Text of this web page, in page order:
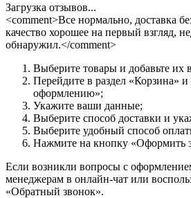
Загрузка отзывов...
<comment>Все нормально, доставка
качество хорошее на первый взгляд,
обнаружил.</comment>
Выберите товары и добавьте их
Перейдите в раздел «Корзина»
оформлению»;
Укажите ваши данные;
Выберите способ доставки и
Выберите удобный способ
Нажмите на кнопку «Оформить
Если возникли вопросы с
менеджерам в онлайн-чат или
«Обратный звонок».